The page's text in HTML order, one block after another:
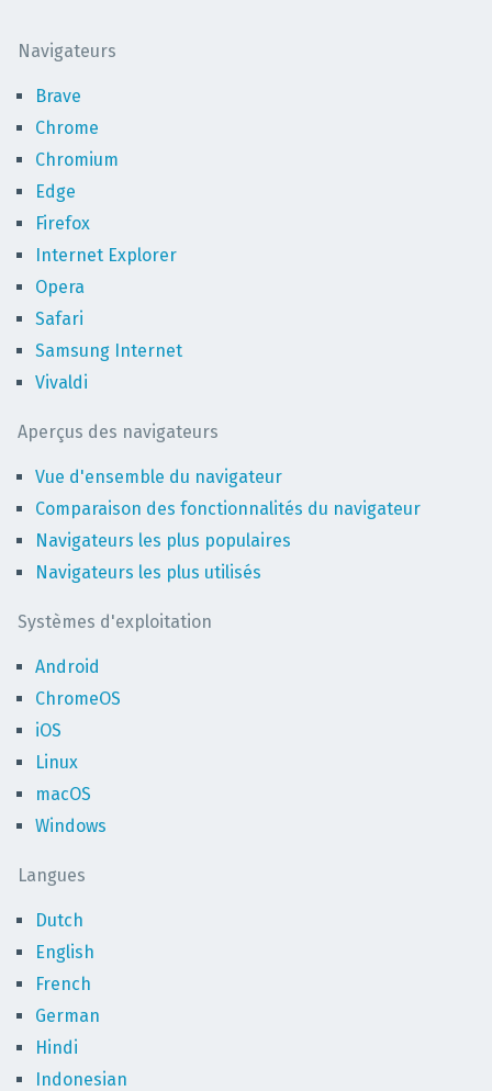
Navigateurs
Brave
Chrome
Chromium
Edge
Firefox
Internet Explorer
Opera
Safari
Samsung Internet
Vivaldi
Aperçus des navigateurs
Vue d'ensemble du navigateur
Comparaison des fonctionnalités du navigateur
Navigateurs les plus populaires
Navigateurs les plus utilisés
Systèmes d'exploitation
Android
ChromeOS
iOS
Linux
macOS
Windows
Langues
Dutch
English
French
German
Hindi
Indonesian